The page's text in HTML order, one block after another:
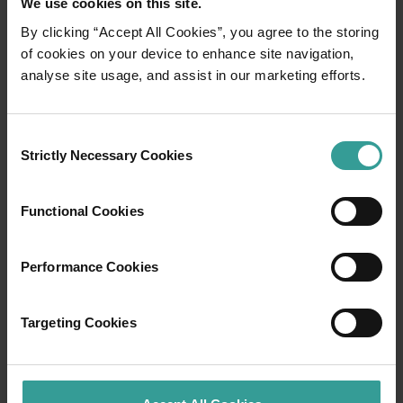
We use cookies on this site.
By clicking “Accept All Cookies”, you agree to the storing
of cookies on your device to enhance site navigation,
analyse site usage, and assist in our marketing efforts.
Selection
Strictly Necessary Cookies
Functional Cookies
Performance Cookies
Targeting Cookies
spectaculaire qui vous fera tomber sous le
Australien. Point de départ : Perth, ville la plus